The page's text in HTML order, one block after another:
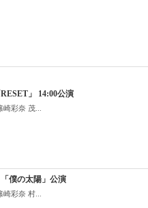
」 14:00公演
彩奈 茂...
僕の太陽」公演
彩奈 村...